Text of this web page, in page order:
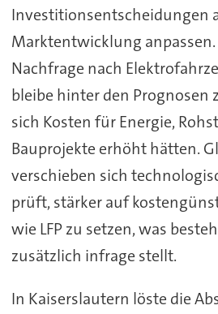
Investitionsentscheidungen
Marktentwicklung
Nachfrage nach
bleibe hinter den Prognosen
sich Kosten für Energie,
Bauprojekte erhöht hätten.
verschieben sich
prüft, stärker auf
wie LFP zu setzen, was
zusätzlich infrage stellt.
In Kaiserslautern löste die